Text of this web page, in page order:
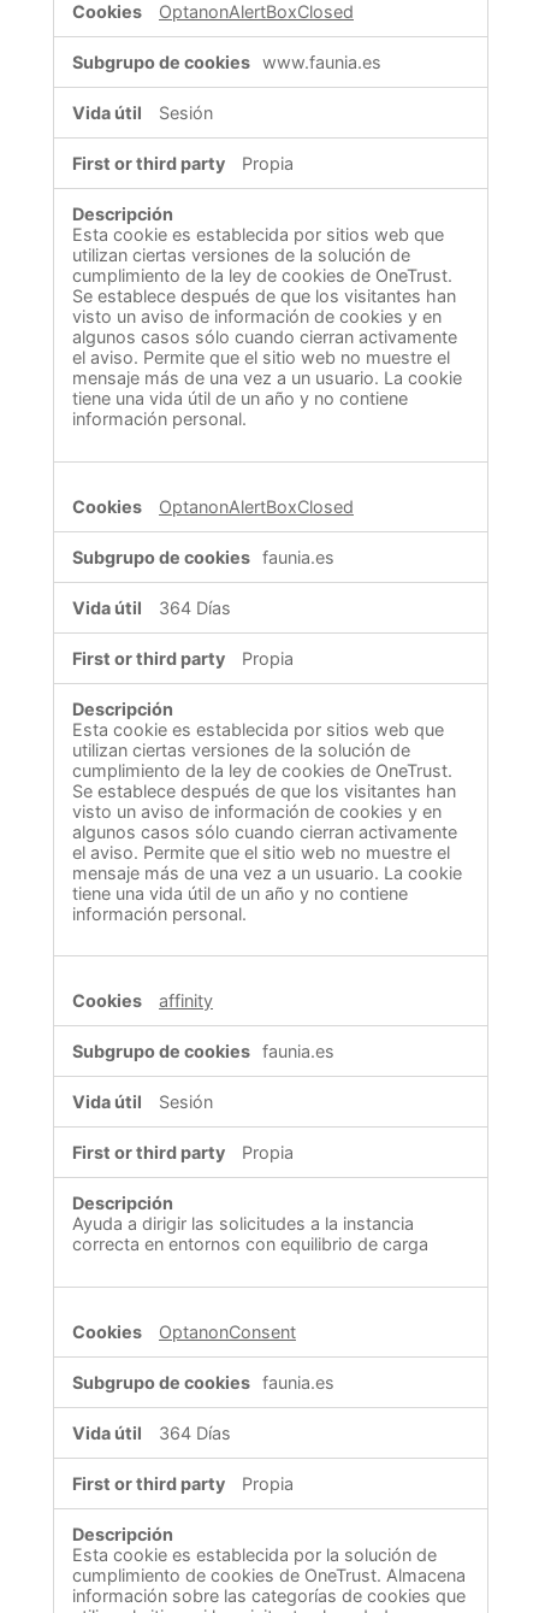
OptanonAlertBoxClosed
www.faunia.es
Sesión
Propia
Esta cookie es establecida por sitios web que
utilizan ciertas versiones de la solución de
cumplimiento de la ley de cookies de OneTrust.
Se establece después de que los visitantes han
visto un aviso de información de cookies y en
algunos casos sólo cuando cierran activamente
el aviso. Permite que el sitio web no muestre el
mensaje más de una vez a un usuario. La cookie
tiene una vida útil de un año y no contiene
información personal.
OptanonAlertBoxClosed
faunia.es
364 Días
Propia
Esta cookie es establecida por sitios web que
utilizan ciertas versiones de la solución de
cumplimiento de la ley de cookies de OneTrust.
Se establece después de que los visitantes han
visto un aviso de información de cookies y en
algunos casos sólo cuando cierran activamente
el aviso. Permite que el sitio web no muestre el
mensaje más de una vez a un usuario. La cookie
tiene una vida útil de un año y no contiene
información personal.
affinity
faunia.es
Sesión
Propia
Ayuda a dirigir las solicitudes a la instancia
correcta en entornos con equilibrio de carga
OptanonConsent
faunia.es
364 Días
Propia
Esta cookie es establecida por la solución de
cumplimiento de cookies de OneTrust. Almacena
información sobre las categorías de cookies que